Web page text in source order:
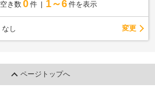
空き数 0 件 1～6 件を表示
なし 変更
ページトップへ